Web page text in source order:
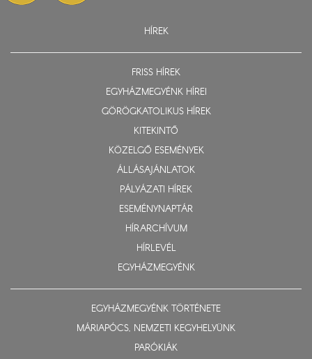
HÍREK
FRISS HÍREK
EGYHÁZMEGYÉNK HÍREI
GÖRÖGKATOLIKUS HÍREK
KITEKINTŐ
KÖZELGŐ ESEMÉNYEK
ÁLLÁSAJÁNLATOK
PÁLYÁZATI HÍREK
ESEMÉNYNAPTÁR
HÍRARCHÍVUM
HÍRLEVÉL
EGYHÁZMEGYÉNK
EGYHÁZMEGYÉNK TÖRTÉNETE
MÁRIAPÓCS, NEMZETI KEGYHELYÜNK
PARÓKIÁK